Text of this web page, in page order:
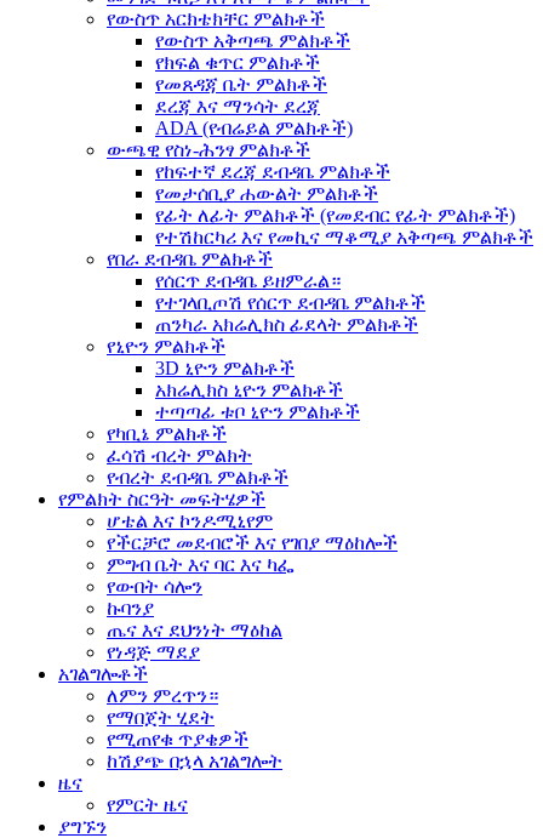
የውስጥ አርክቴክቸር ምልክቶች
የውስጥ አቅጣጫ ምልክቶች
የክፍል ቁጥር ምልክቶች
የመጸዳጃ ቤት ምልክቶች
ደረጃ እና ማንሳት ደረጃ
ADA (የብሬይል ምልክቶች)
ውጫዊ የስነ-ሕንፃ ምልክቶች
የከፍተኛ ደረጃ ደብዳቤ ምልክቶች
የመታሰቢያ ሐውልት ምልክቶች
የፊት ለፊት ምልክቶች (የመደብር የፊት ምልክቶች)
የተሽከርካሪ እና የመኪና ማቆሚያ አቅጣጫ ምልክቶች
የበራ ደብዳቤ ምልክቶች
የሰርጥ ደብዳቤ ይዘምራል።
የተገላቢጦሽ የሰርጥ ደብዳቤ ምልክቶች
ጠንካራ አክሬሊክስ ፊደላት ምልክቶች
የኒዮን ምልክቶች
3D ኒዮን ምልክቶች
አክሬሊክስ ኒዮን ምልክቶች
ተጣጣፊ ቱቦ ኒዮን ምልክቶች
የካቢኔ ምልክቶች
ፈሳሽ ብረት ምልክት
የብረት ደብዳቤ ምልክቶች
የምልክት ስርዓት መፍትሄዎች
ሆቴል እና ኮንዶሚኒየም
የችርቻሮ መደብሮች እና የገበያ ማዕከሎች
ምግብ ቤት እና ባር እና ካፌ
የውበት ሳሎን
ኩባንያ
ጤና እና ደህንነት ማዕከል
የነዳጅ ማደያ
አገልግሎቶች
ለምን ምረጥን።
የማበጀት ሂደት
የሚጠየቁ ጥያቄዎች
ከሽያጭ በኋላ አገልግሎት
ዜና
የምርት ዜና
ያግኙን